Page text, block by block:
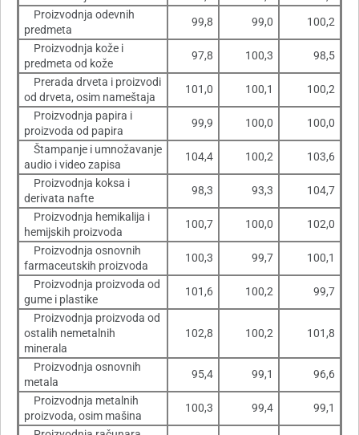
Proizvodnja odevnih
predmeta
99,8 99,0 100,2
Proizvodnja kože i
predmeta od kože
97,8 100,3 98,5
Prerada drveta i proizvodi
od drveta, osim nameštaja
101,0 100,1 100,2
Proizvodnja papira i
proizvoda od papira
99,9 100,0 100,0
Štampanje i umnožavanje
audio i video zapisa
104,4 100,2 103,6
Proizvodnja koksa i
derivata nafte
98,3 93,3 104,7
Proizvodnja hemikalija i
hemijskih proizvoda
100,7 100,0 102,0
Proizvodnja osnovnih
farmaceutskih proizvoda
100,3 99,7 100,1
Proizvodnja proizvoda od
gume i plastike
101,6 100,2 99,7
Proizvodnja proizvoda od
ostalih nemetalnih
minerala
102,8 100,2 101,8
Proizvodnja osnovnih
metala
95,4 99,1 96,6
Proizvodnja metalnih
proizvoda, osim mašina
100,3 99,4 99,1